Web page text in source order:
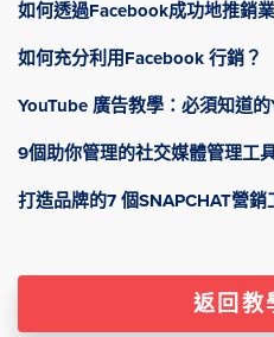
如何透過Facebook成功地推銷
如何充分利用Facebook 行銷？
YouTube 廣告教學：必須知道的
9個助你管理的社交媒體管理工
打造品牌的7 個SNAPCHAT營銷
返回教